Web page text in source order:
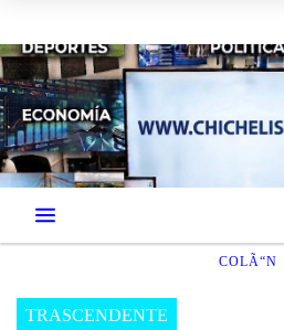
COLÃ“N
TRASCENDENTE